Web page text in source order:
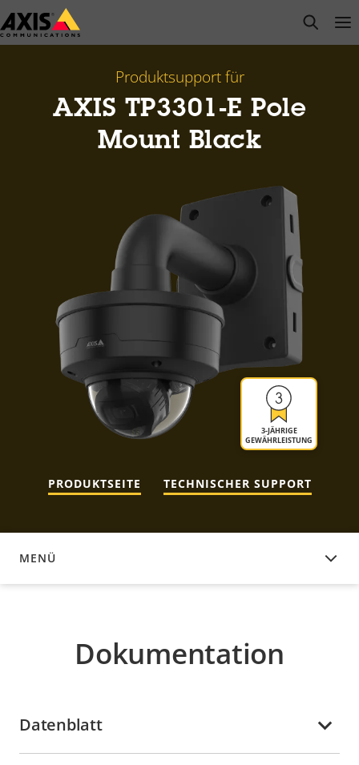
Zum
Hauptinhalt
open
Produktsupport für
AXIS TP3301-E Pole
Mount Black
3-JÄHRIGE
GEWÄHRLEISTUNG
PRODUKTSEITE TECHNISCHER SUPPORT
MENÜ
DOKUMENTATION
Dokumentation
Datenblatt